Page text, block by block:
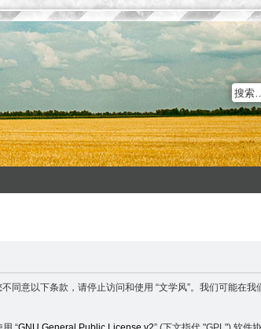
同意以下条款，请停止访问和使用 “文学风”。我们可能在